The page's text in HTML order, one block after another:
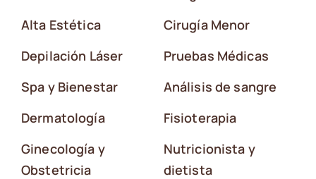
Alta Estética
Depilación Láser
Spa y Bienestar
Dermatología
Ginecología y
Obstetricia
Cirugía Menor
Pruebas Médicas
Análisis de sangre
Fisioterapia
Nutricionista y
dietista